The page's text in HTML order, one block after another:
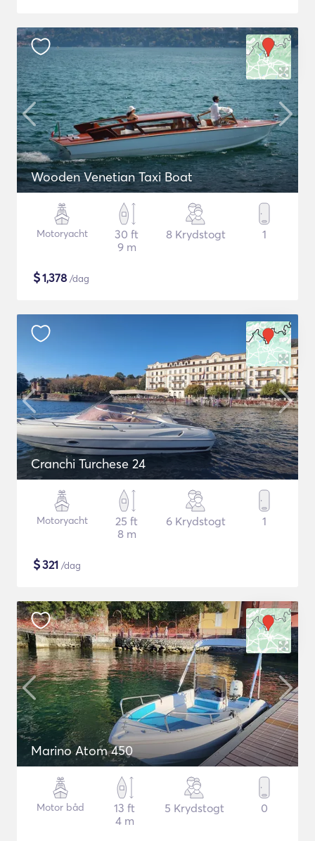
Wooden Venetian Taxi Boat
Motoryacht
30 ft
9 m
8 Krydstogt 1
$1,378 /dag
Cranchi Turchese 24
Motoryacht
25 ft
8 m
6 Krydstogt 1
$321 /dag
Marino Atom 450
Motor båd
13 ft
4 m
5 Krydstogt 0